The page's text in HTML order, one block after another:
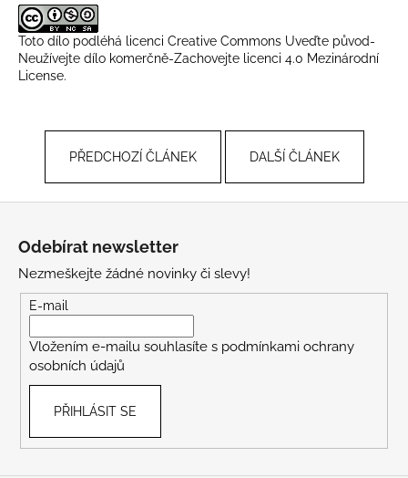
Toto dílo podléhá licenci Creative Commons Uveďte původ-
Neužívejte dílo komerčně-Zachovejte licenci 4.0 Mezinárodní
License.
PŘEDCHOZÍ ČLÁNEK DALŠÍ ČLÁNEK
Odebírat newsletter
Nezmeškejte žádné novinky či slevy!
E-mail
Vložením e-mailu souhlasíte s podmínkami ochrany
osobních údajů
PŘIHLÁSIT SE